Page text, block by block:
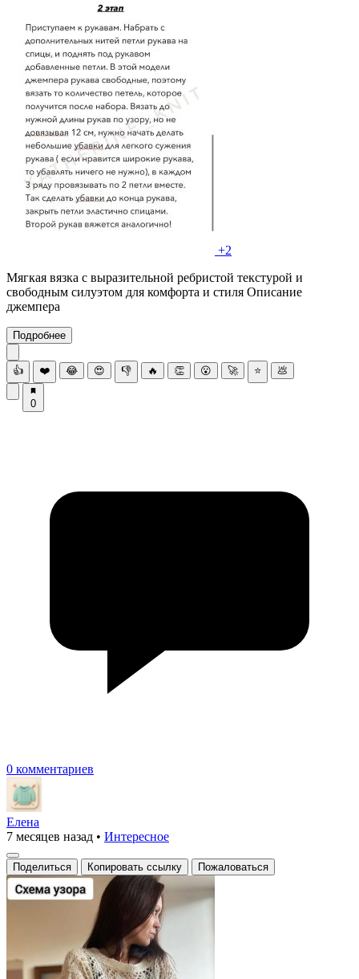
+2
Мягкая вязка с выразительной ребристой текстурой и
свободным силуэтом для комфорта и стиля Описание
джемпера
Подробнее
👍 ❤️ 😂 😍 👎 🔥 👏 😮 🚀 ⭐ 💩
0
0 комментариев
Елена
7 месяцев назад • Интересное
Поделиться Копировать ссылку Пожаловаться